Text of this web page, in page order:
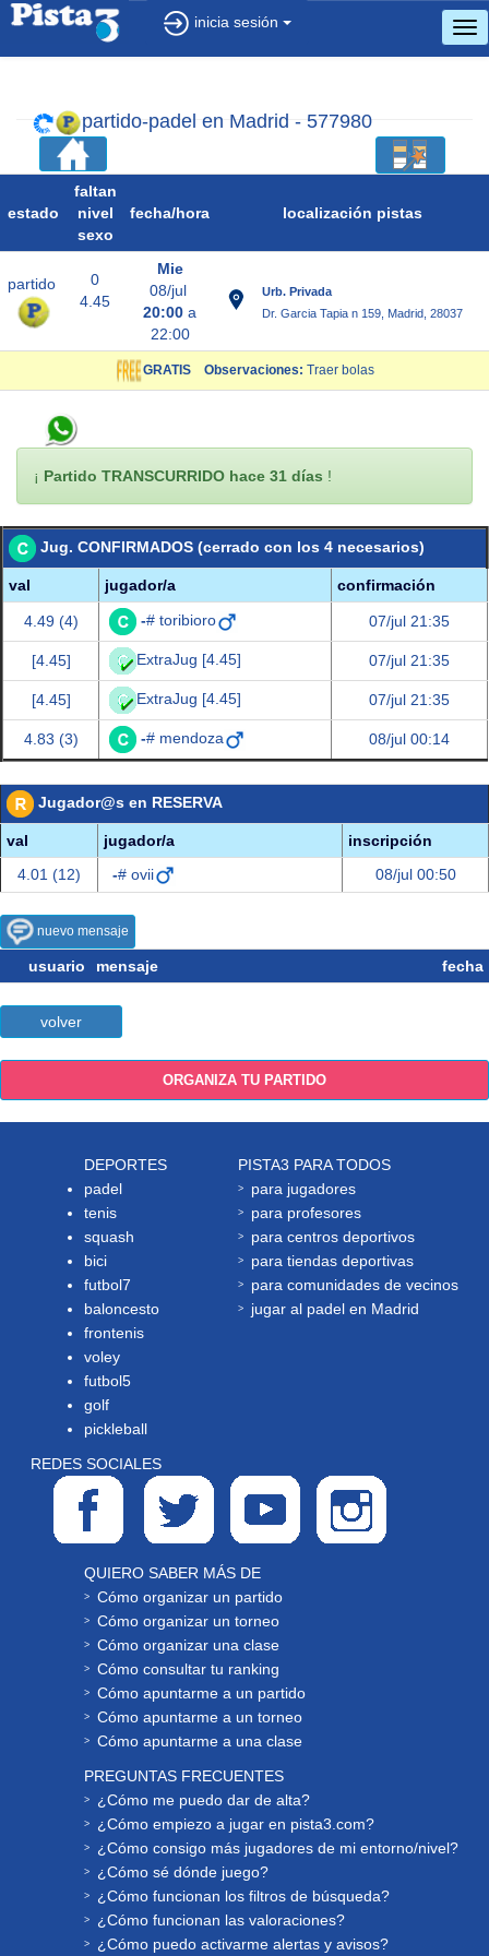
inicia sesión
partido-padel en Madrid - 577980
estado
faltan
nivel
sexo
fecha/hora localización pistas
partido
0
4.45
Mie
08/jul
20:00 a
22:00
Urb. Privada
Dr. Garcia Tapia n 159, Madrid, 28037
GRATIS Observaciones: Traer bolas
¡ Partido TRANSCURRIDO hace 31 días !
Jug. CONFIRMADOS (cerrado con los 4 necesarios)
val jugador/a confirmación
4.49 (4) -# toribioro 07/jul 21:35
[4.45] ExtraJug [4.45] 07/jul 21:35
[4.45] ExtraJug [4.45] 07/jul 21:35
4.83 (3) -# mendoza 08/jul 00:14
Jugador@s en RESERVA
val jugador/a
inscripción
4.01 (12)
-# ovii 08/jul 00:50
nuevo mensaje
usuario mensaje fecha
volver
ORGANIZA TU PARTIDO
DEPORTES
padel
tenis
squash
bici
futbol7
baloncesto
frontenis
voley
futbol5
golf
pickleball
PISTA3 PARA TODOS
para jugadores
para profesores
para centros deportivos
para tiendas deportivas
para comunidades de vecinos
jugar al padel en Madrid
REDES SOCIALES
QUIERO SABER MÁS DE
Cómo organizar un partido
Cómo organizar un torneo
Cómo organizar una clase
Cómo consultar tu ranking
Cómo apuntarme a un partido
Cómo apuntarme a un torneo
Cómo apuntarme a una clase
PREGUNTAS FRECUENTES
¿Cómo me puedo dar de alta?
¿Cómo empiezo a jugar en pista3.com?
¿Cómo consigo más jugadores de mi entorno/nivel?
¿Cómo sé dónde juego?
¿Cómo funcionan los filtros de búsqueda?
¿Cómo funcionan las valoraciones?
¿Cómo puedo activarme alertas y avisos?